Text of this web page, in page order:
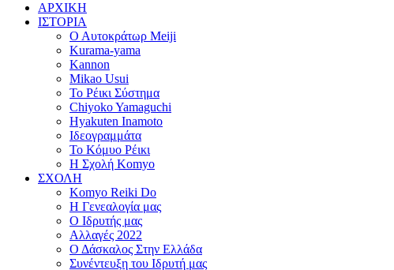
ΑΡΧΙΚΗ
ΙΣΤΟΡΙΑ
Ο Αυτοκράτωρ Meiji
Kurama-yama
Kannon
Mikao Usui
Το Ρέικι Σύστημα
Chiyoko Yamaguchi
Hyakuten Inamoto
Ιδεογραμμάτα
Το Κόμυο Ρέικι
H Σχολή Komyo
ΣΧΟΛΗ
Komyo Reiki Do
Η Γενεαλογία μας
Ο Ιδρυτής μας
Αλλαγές 2022
Ο Δάσκαλος Στην Ελλάδα
Συνέντευξη του Ιδρυτή μας